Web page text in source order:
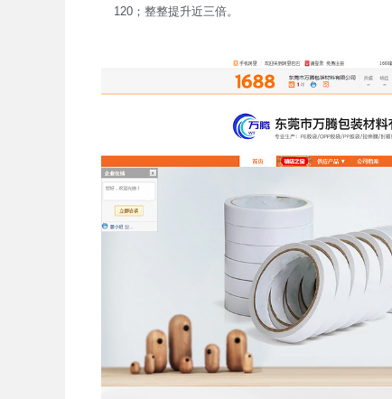
120；整整提升近三倍。